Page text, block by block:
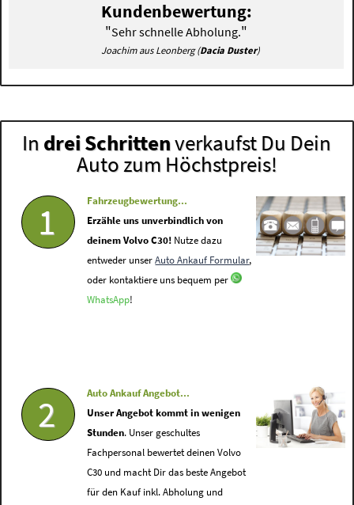
Kundenbewertung:
"Sehr schnelle Abholung."
Joachim aus Leonberg (Dacia Duster)
In drei Schrittenverkaufst Du Dein
Auto zum Höchstpreis!
1
Fahrzeugbewertung...
Erzähle uns unverbindlich von
deinem Volvo C30! Nutze dazu
entweder unserAuto Ankauf Formular,
oder kontaktiere uns bequem per
WhatsApp!
2
Auto Ankauf Angebot...
Unser Angebot kommt in wenigen
Stunden. Unser geschultes
Fachpersonal bewertet deinen Volvo
C30 und macht Dir das beste Angebot
für den Kauf inkl. Abholung und